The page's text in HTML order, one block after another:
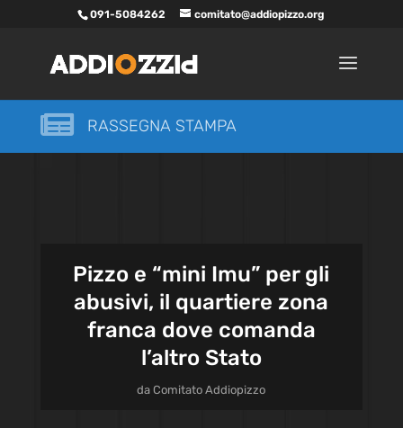
091-5084262 comitato@addiopizzo.org
 RASSEGNA STAMPA
Pizzo e “mini Imu” per gli
abusivi, il quartiere zona
franca dove comanda
l’altro Stato
daComitato Addiopizzo